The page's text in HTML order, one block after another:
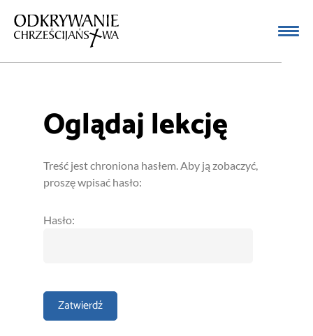
Oglądaj lekcję
Treść jest chroniona hasłem. Aby ją zobaczyć,
proszę wpisać hasło:
Hasło: